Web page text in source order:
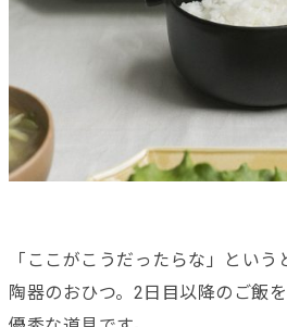
「ここがこうだったらな」とい
陶器のおひつ。2日目以降のご飯